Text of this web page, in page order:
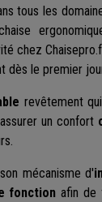
tous les
chez
dès le premier
revêtement
un confort
mécanisme d'
fonction afin de